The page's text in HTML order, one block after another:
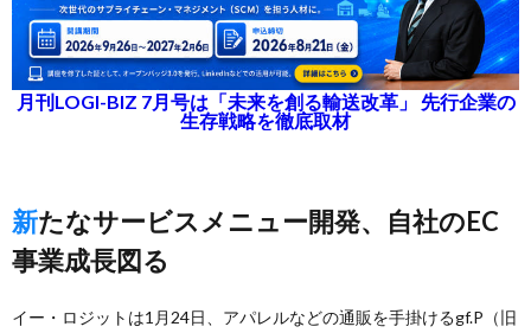
月刊LOGI-BIZ 7月号は「未来を創る輸送改革」 先行企業の
生存戦略を徹底取材
新たなサービスメニュー開発、自社のEC
事業成長図る
イー・ロジットは1月24日、アパレルなどの通販を手掛けるgf.P（旧